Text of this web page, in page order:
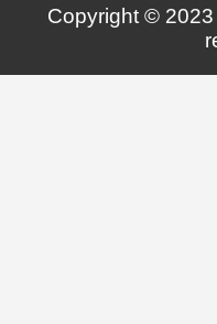
Copyright ©